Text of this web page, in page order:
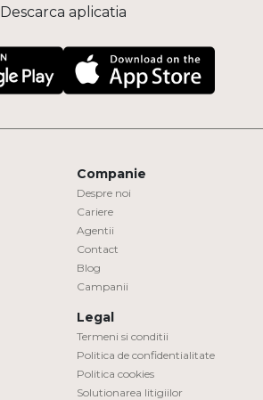
Descarca aplicatia
Companie
Despre noi
Cariere
Agentii
Contact
Blog
Campanii
Legal
Termeni si conditii
Politica de confidentialitate
Politica cookies
Solutionarea litigiilor